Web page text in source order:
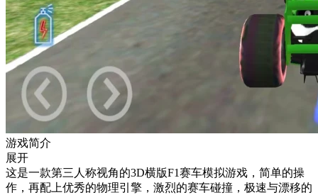
游戏简介
展开
这是一款第三人称视角的3D横版F1赛车模拟游戏，简单的操
作，再配上优秀的物理引擎，激烈的赛车碰撞，极速与漂移的